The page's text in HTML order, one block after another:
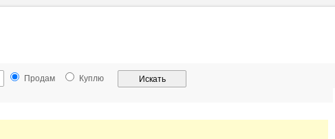
Продам
Куплю